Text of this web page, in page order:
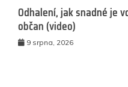
Odhalení, jak snadné je
občan (video)
9 srpna, 2026